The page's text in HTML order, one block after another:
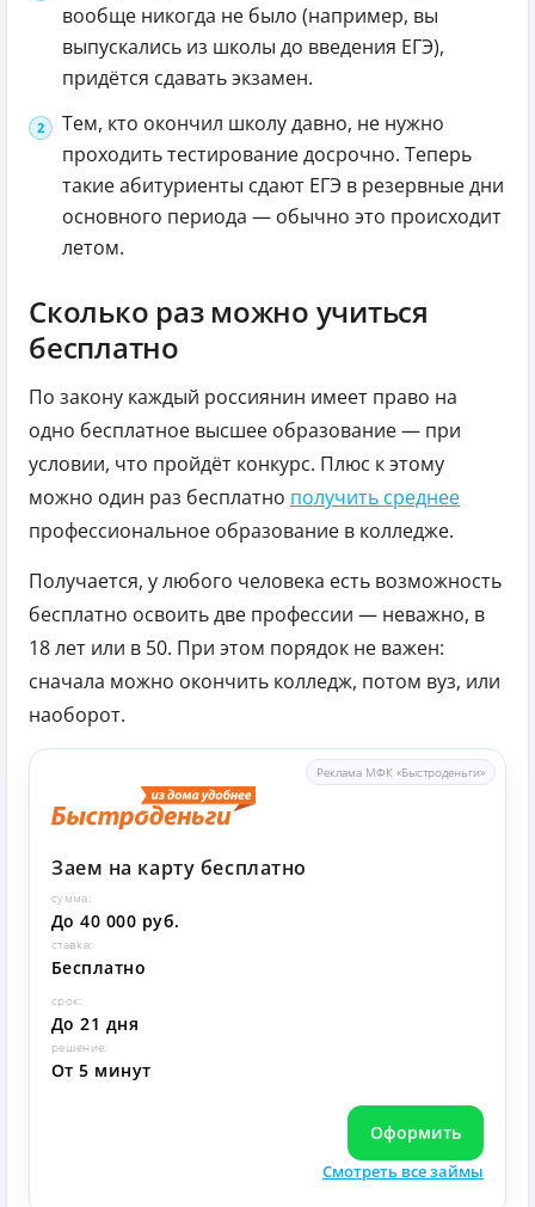
вообще никогда не было (например, вы
выпускались из школы до введения ЕГЭ),
придётся сдавать экзамен.
Тем, кто окончил школу давно, не нужно
проходить тестирование досрочно. Теперь
такие абитуриенты сдают ЕГЭ в резервные дни
основного периода — обычно это происходит
летом.
Сколько раз можно учиться
бесплатно
По закону каждый россиянин имеет право на
одно бесплатное высшее образование — при
условии, что пройдёт конкурс. Плюс к этому
можно один раз бесплатно получить среднее
профессиональное образование в колледже.
Получается, у любого человека есть возможность
бесплатно освоить две профессии — неважно, в
18 лет или в 50. При этом порядок не важен:
сначала можно окончить колледж, потом вуз, или
наоборот.
Реклама МФК «Быстроденьги»
Заем на карту бесплатно
сумма:
До 40 000 руб.
ставка:
Бесплатно
срок:
До 21 дня
решение:
От 5 минут
Оформить
Смотреть все займы